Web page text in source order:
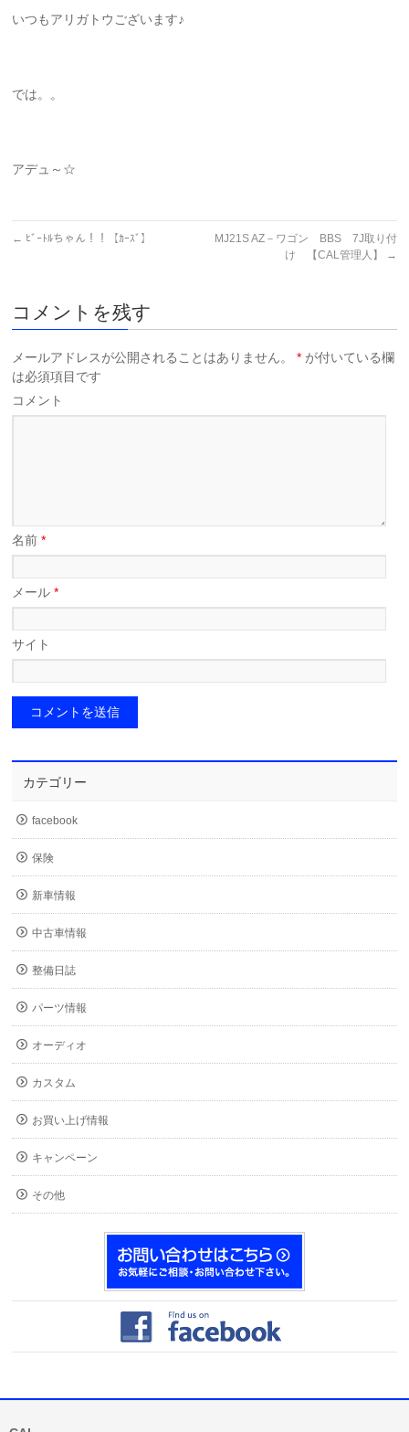
いつもアリガトウございます♪
では。。
アデュ～☆
← ﾋﾞｰﾄﾙちゃん！！【ｶｰｽﾞ】
MJ21S AZ－ワゴン BBS 7J取り付
け 【CAL管理人】
→
コメントを残す
メールアドレスが公開されることはありません。 * が付いている欄
は必須項目です
コメント
名前*
メール*
サイト
カテゴリー
facebook
保険
新車情報
中古車情報
整備日誌
パーツ情報
オーディオ
カスタム
お買い上げ情報
キャンペーン
その他